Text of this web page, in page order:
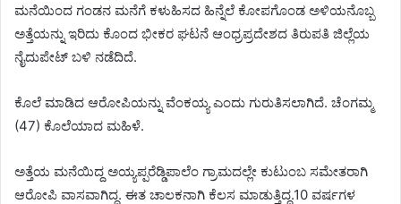
ಮನೆಯಿಂದ ಗಂಡನ ಮನೆಗೆ ಕಳುಹಿಸದ ಹಿನ್ನೆಲೆ ಕೋಪಗೊಂಡ ಅಳಿಯನೊಬ್ಬ
ಅತ್ತೆಯನ್ನು ಇರಿದು ಕೊಂದ ಭೀಕರ ಘಟನೆ ಆಂಧ್ರಪ್ರದೇಶದ ತಿರುಪತಿ ಜಿಲ್ಲೆಯ
ನೈದುಪೇಟ್ ಬಳಿ ನಡೆದಿದೆ.
ಕೊಲೆ ಮಾಡಿದ ಆರೋಪಿಯನ್ನು ವೆಂಕಯ್ಯ ಎಂದು ಗುರುತಿಸಲಾಗಿದೆ. ಚೆಂಗಮ್ಮ
(47) ಕೊಲೆಯಾದ ಮಹಿಳೆ.
ಅತ್ತೆಯ ಮನೆಯಿದ್ದ ಅಯ್ಯಪ್ಪರೆಡ್ಡಿಪಾಲೆಂ ಗ್ರಾಮದಲ್ಲೇ ಕುಟುಂಬ ಸಮೇತರಾಗಿ
ಆರೋಪಿ ವಾಸವಾಗಿದ್ದ. ಈತ ಚಾಲಕನಾಗಿ ಕೆಲಸ ಮಾಡುತ್ತಿದ್ದ.10 ವರ್ಷಗಳ